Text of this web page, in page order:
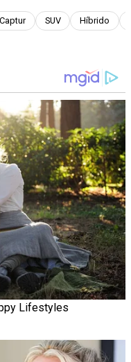
Captur SUV Híbrido